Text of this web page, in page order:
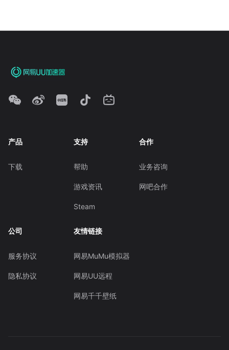
产品
下载
支持
帮助
游戏资讯
Steam
合作
业务咨询
网吧合作
公司
服务协议
隐私协议
友情链接
网易MuMu模拟器
网易UU远程
网易千千壁纸